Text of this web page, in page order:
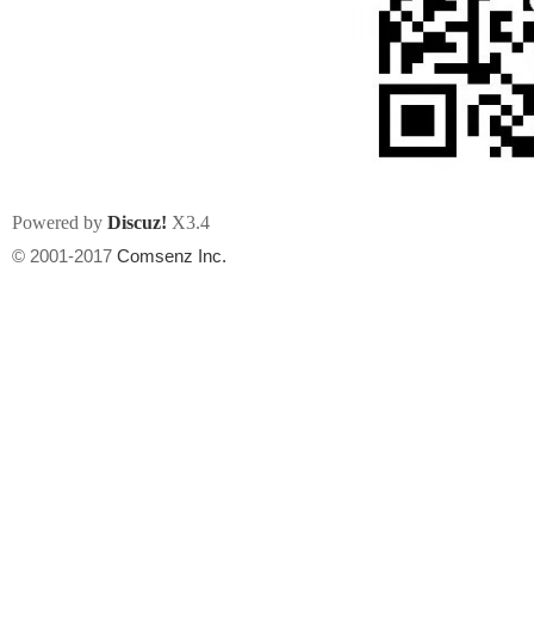
Powered by Discuz! X3.4
© 2001-2017 Comsenz Inc.